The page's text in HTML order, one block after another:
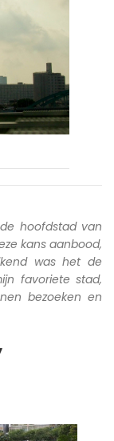
hoofdstad van
kans aanbood,
was het de
favoriete stad,
bezoeken en